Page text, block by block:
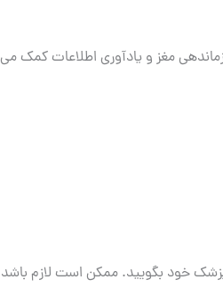
مغز و یادآوری اطلاعات کمک می
پزشک خود بگویید. ممکن است لازم باشد